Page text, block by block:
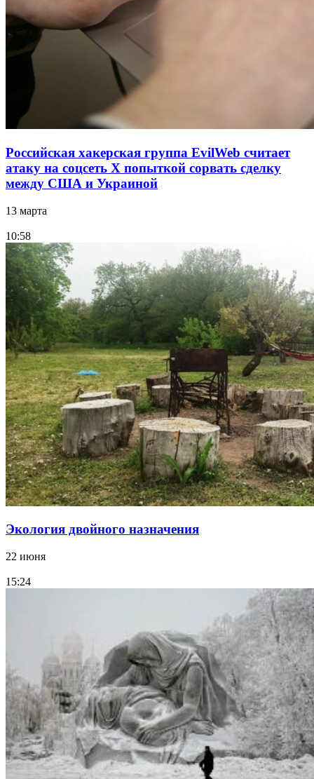
Российская хакерская группа EvilWeb считает
атаку на соцсеть Х попыткой сорвать сделку
между США и Украиной
13 марта
10:58
Экология двойного назначения
22 июня
15:24